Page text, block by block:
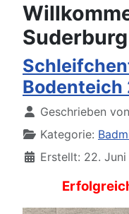
Suderburg
Bodenteich
DetailsGeschrieben
Kategorie:
Erstellt: 22.